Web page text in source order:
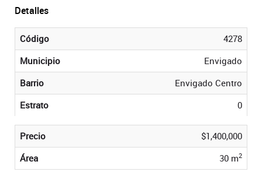
Detalles
Código
4278
Municipio
Envigado
Barrio
Envigado Centro
Estrato
0
Precio
$1,400,000
Área
30 m2